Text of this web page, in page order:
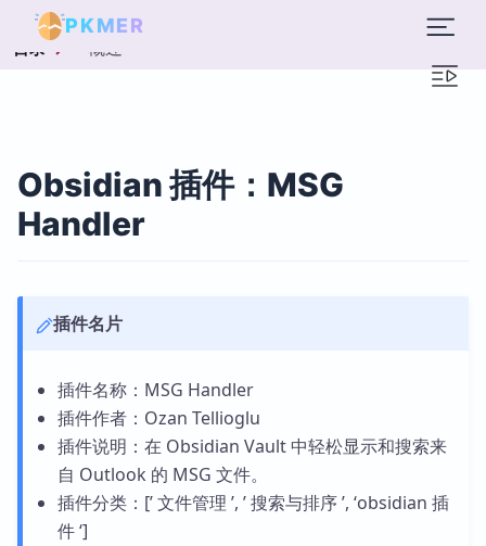
PKMER
目录 概述
Obsidian 插件：MSG
Handler
插件名片
插件名称：MSG Handler
插件作者：Ozan Tellioglu
插件说明：在 Obsidian Vault 中轻松显示和搜索来
自 Outlook 的 MSG 文件。
插件分类：[’ 文件管理 ’, ’ 搜索与排序 ’, ‘obsidian 插
件 ‘]